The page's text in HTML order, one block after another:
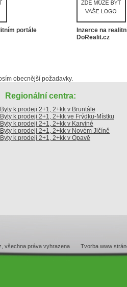
portále
Inzerce na
DoRealit.cz
obecnější požadavky.
Regionální centra:
Byty k prodeji 2+1, 2+kk v Bruntále
Byty k prodeji 2+1, 2+kk ve Frýdku-Místku
Byty k prodeji 2+1, 2+kk v Karviné
Byty k prodeji 2+1, 2+kk v Novém Jičíně
Byty k prodeji 2+1, 2+kk v Opavě
všechna práva vyhrazena Tvorba www